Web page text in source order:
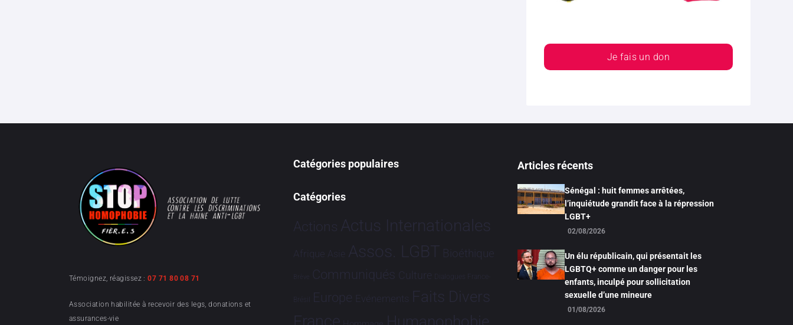
Je fais un don
Témoignez, réagissez :07 71 80 08 71
Association habilitée à recevoir des legs, donations et
assurances-vie
Catégories populaires
Catégories
Actions Actus Internationales
Afrique Asie Assos. LGBT Bioéthique
Brève Communiqués Culture Dialogues France-
Brésil Europe Evénements Faits Divers
Humanophobie
Articles récents
Sénégal : huit femmes arrêtées,
l’inquiétude grandit face à la répression
LGBT+
02/08/2026
Un élu républicain, qui présentait les
LGBTQ+ comme un danger pour les
enfants, inculpé pour sollicitation
sexuelle d’une mineure
01/08/2026